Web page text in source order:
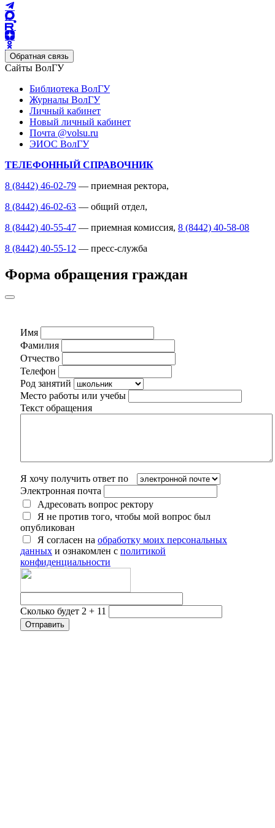
Обратная связь
Сайты ВолГУ
Библиотека ВолГУ
Журналы ВолГУ
Личный кабинет
Новый личный кабинет
Почта @volsu.ru
ЭИОС ВолГУ
ТЕЛЕФОННЫЙ СПРАВОЧНИК
8 (8442) 46-02-79 — приемная ректора,
8 (8442) 46-02-63 — общий отдел,
8 (8442) 40-55-47 — приемная комиссия, 8 (8442) 40-58-08
8 (8442) 40-55-12 — пресс-служба
Форма обращения граждан
Имя
Фамилия
Отчество
Телефон
Род занятий
Место работы или учебы
Текст обращения
Я хочу получить ответ по
Электронная почта
Адресовать вопрос ректору
Я не против того, чтобы мой вопрос был
опубликован
Я согласен на обработку моих персональных
данных и ознакомлен с политикой
конфиденциальности
Сколько будет 2 + 11